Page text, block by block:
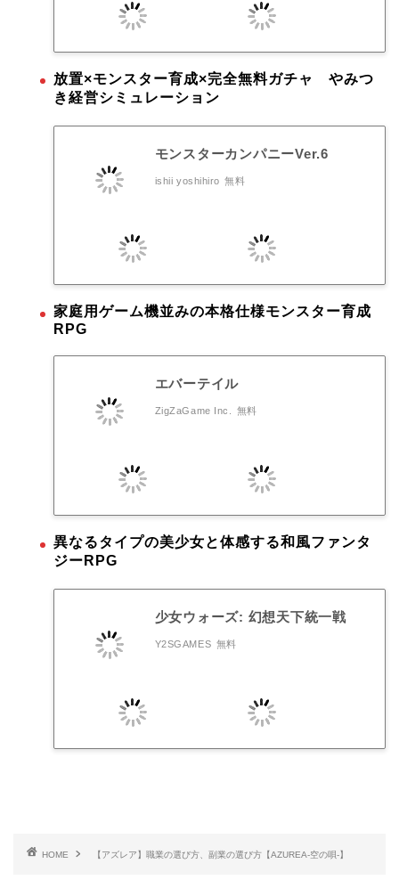
放置×モンスター育成×完全無料ガチャ やみつ
き経営シミュレーション
モンスターカンパニーVer.6
ishii yoshihiro 無料
家庭用ゲーム機並みの本格仕様モンスター育成
RPG
エバーテイル
ZigZaGame Inc. 無料
異なるタイプの美少女と体感する和風ファンタ
ジーRPG
少女ウォーズ: 幻想天下統一戦
Y2SGAMES 無料
HOME 【アズレア】職業の選び方、副業の選び方【AZUREA-空の唄-】